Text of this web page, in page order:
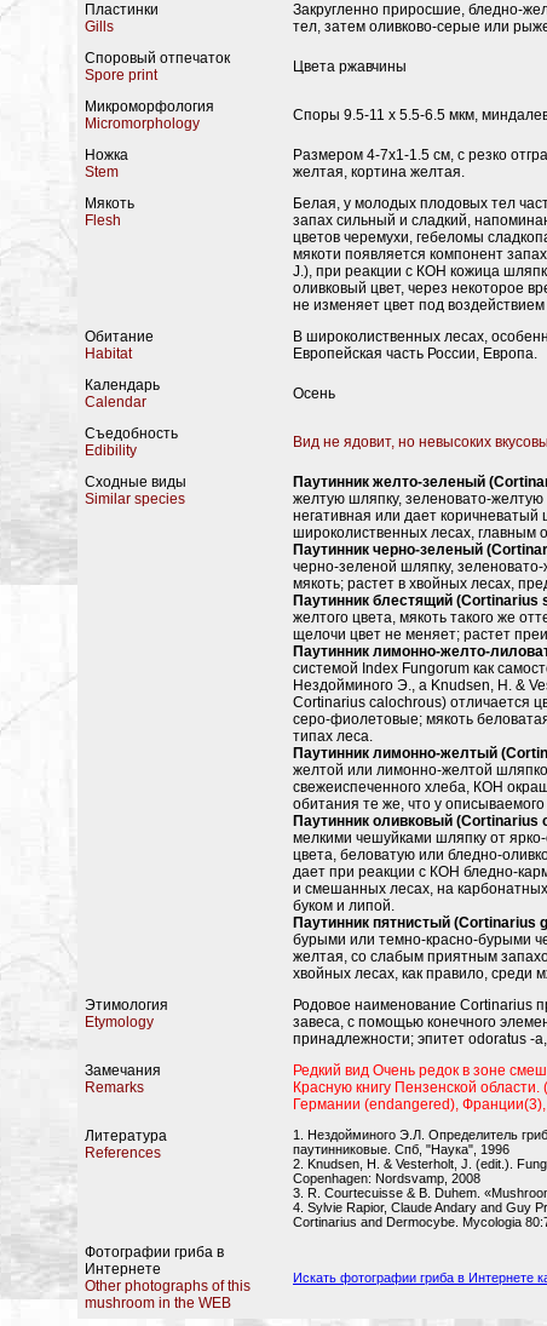
Пластинки
Gills
Закругленно приросшие, бледно-
тел, затем оливково-серые или
Споровый отпечаток
Spore print
Цвета ржавчины
Микроморфология
Micromorphology
Споры 9.5-11 x 5.5-6.5 мкм,
Ножка
Stem
Размером 4-7х1-1.5 см, с резко
желтая, кортина желтая.
Мякоть
Flesh
Белая, у молодых плодовых тел
запах сильный и сладкий,
цветов черемухи, гебеломы
мякоти появляется компонент
J.), при реакции с КОН кожица
оливковый цвет, через некоторое
не изменяет цвет под
Обитание
Habitat
В широколиственных лесах,
Европейская часть России, Европа.
Календарь
Calendar
Осень
Съедобность
Edibility
Вид не ядовит, но невысоких
Сходные виды
Similar species
Паутинник желто-зеленый
желтую шляпку, зеленовато-
негативная или дает коричневатый
широколиственных лесах, главным
Паутинник черно-зеленый
черно-зеленой шляпку,
мякоть; растет в хвойных лесах,
Паутинник блестящий (Cortinarius
желтого цвета, мякоть такого же
щелочи цвет не меняет; растет
Паутинник лимонно-желто-
системой Index Fungorum как
Нездойминого Э., а Knudsen, H. &
Cortinarius calochrous) отличается
серо-фиолетовые; мякоть
типах леса.
Паутинник лимонно-желтый
желтой или лимонно-желтой
свежеиспеченного хлеба, КОН
обитания те же, что у
Паутинник оливковый (Cortinarius
мелкими чешуйками шляпку от
цвета, беловатую или бледно-
дает при реакции с КОН бледно-
и смешанных лесах, на
буком и липой.
Паутинник пятнистый (Cortinarius
бурыми или темно-красно-бурыми
желтая, со слабым приятным
хвойных лесах, как правило, среди
Этимология
Etymology
Родовое наименование Cortinarius
завеса, с помощью конечного
принадлежности; эпитет odoratus -
Замечания
Remarks
Редкий вид Очень редок в зоне
Красную книгу Пензенской
Германии (endangered),
Литература
References
1. Нездойминого Э.Л. Определитель
паутинниковые. Спб, "Наука", 1996
2. Knudsen, H. & Vesterholt, J. (edit.).
Copenhagen: Nordsvamp, 2008
3. R. Courtecuisse & B. Duhem.
4. Sylvie Rapior, Claude Andary and Guy
Cortinarius and Dermocybe. Mycologia
Фотографии гриба в
Интернете
Other photographs of this
mushroom in the WEB
Искать фотографии гриба в Интернете